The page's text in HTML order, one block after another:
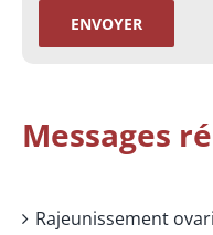
Messages
Rajeunissement